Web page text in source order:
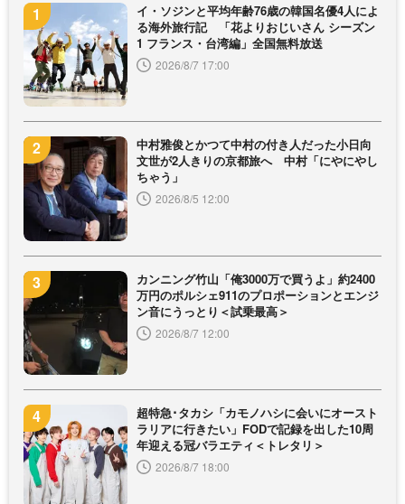
イ・ソジンと平均年齢76歳の韓国名優4人によ
る海外旅行記 「花よりおじいさん シーズン
1 フランス・台湾編」全国無料放送
2026/8/7 17:00
中村雅俊とかつて中村の付き人だった小日向
文世が2人きりの京都旅へ 中村「にやにやし
ちゃう」
2026/8/5 12:00
カンニング竹山「俺3000万で買うよ」約2400
万円のポルシェ911のプロポーションとエンジ
ン音にうっとり＜試乗最高＞
2026/8/7 12:00
超特急･タカシ「カモノハシに会いにオースト
ラリアに行きたい」FODで記録を出した10周
年迎える冠バラエティ＜トレタリ＞
2026/8/7 18:00